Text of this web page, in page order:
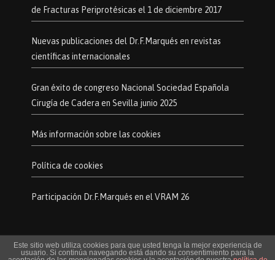
de Fracturas Periprotésicas el 1 de diciembre 2017
Nuevas publicaciones del Dr.F.Marqués en revistas
científicas internacionales
Gran éxito de congreso Nacional Sociedad Española
Cirugía de Cadera en Sevilla junio 2025
Más información sobre las cookies
Política de cookies
Participación Dr.F.Marqués en el VRAM 26
© Todos los derechos reservados.
Este sitio web utiliza cookies para que usted tenga la mejor experiencia de
usuario. Si continúa navegando está dando su consentimiento para la